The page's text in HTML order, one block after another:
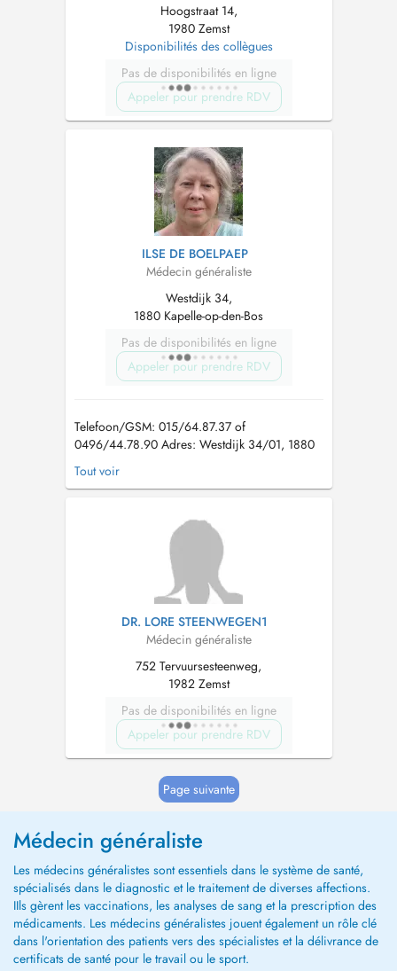
Hoogstraat 14,
1980 Zemst
Disponibilités des collègues
Pas de disponibilités en ligne
Appeler pour prendre RDV
ILSE DE BOELPAEP
Médecin généraliste
Westdijk 34,
1880 Kapelle-op-den-Bos
Pas de disponibilités en ligne
Appeler pour prendre RDV
Telefoon/GSM: 015/64.87.37 of
0496/44.78.90 Adres: Westdijk 34/01, 1880
24/7/2026 voor dringende medische zorg kan
** Patiënten met een andere vaste/ geen
Tout voir
DR. LORE STEENWEGEN1
Médecin généraliste
752 Tervuursesteenweg,
1982 Zemst
Pas de disponibilités en ligne
Appeler pour prendre RDV
Page suivante
Médecin généraliste
Les médecins généralistes sont essentiels dans le système de santé,
spécialisés dans le diagnostic et le traitement de diverses affections.
IIls gèrent les vaccinations, les analyses de sang et la prescription des
médicaments. Les médecins généralistes jouent également un rôle clé
dans l'orientation des patients vers des spécialistes et la délivrance de
certificats de santé pour le travail ou le sport.